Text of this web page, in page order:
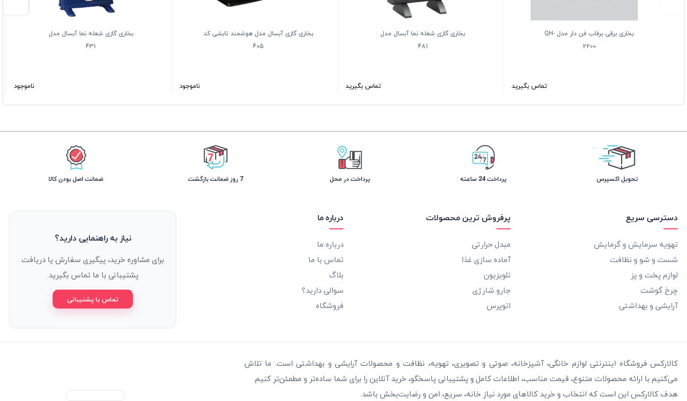
بخاری برقی برفاب فن دار مدل QH-
2200
تماس بگیرید
بخاری گازی شعله نما آبسال مدل
481
تماس بگیرید
بخاری گازی آبسال مدل هوشمند تابشی کد
405
ناموجود
بخاری گازی شعله نما آبسال مدل
431
ناموجود
تحویل اکسپرس پرداخت 24 ساعته پرداخت در محل 7 روز ضمانت بازگشت ضمانت اصل بودن کالا
دسترسی سریع
تهویه سرمایش و گرمایش
شست و شو و نظافت
لوازم پخت و پز
چرخ گوشت
آرایشی و بهداشتی
پرفروش ترین محصولات
مبدل حرارتی
آماده سازی غذا
تلویزیون
جارو شارژی
اتوپرس
درباره ما
درباره ما
تماس با ما
بلاگ
سوالی دارید؟
فروشگاه
نیاز به راهنمایی دارید؟
برای مشاوره خرید، پیگیری سفارش یا دریافت
پشتیبانی با ما تماس بگیرید.
تماس با پشتیبانی
کالارکس فروشگاه اینترنتی لوازم خانگی، آشپزخانه، صوتی و تصویری، تهویه، نظافت و محصولات آرایشی و بهداشتی است. ما تلاش
می‌کنیم با ارائه محصولات متنوع، قیمت مناسب، اطلاعات کامل و پشتیبانی پاسخگو، خرید آنلاین را برای شما ساده‌تر و مطمئن‌تر کنیم.
هدف کالارکس این است که انتخاب و خرید کالاهای مورد نیاز خانه، سریع، امن و رضایت‌بخش باشد.